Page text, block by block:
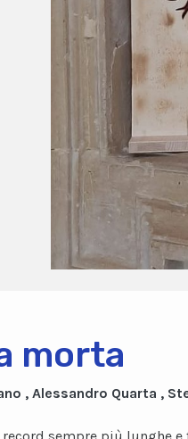
morta
, Alessandro Quarta ,